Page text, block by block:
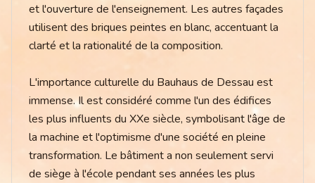
et l'ouverture de l'enseignement. Les autres façades
utilisent des briques peintes en blanc, accentuant la
clarté et la rationalité de la composition.
L'importance culturelle du Bauhaus de Dessau est
immense. Il est considéré comme l'un des édifices
les plus influents du XXe siècle, symbolisant l'âge de
la machine et l'optimisme d'une société en pleine
transformation. Le bâtiment a non seulement servi
de siège à l'école pendant ses années les plus